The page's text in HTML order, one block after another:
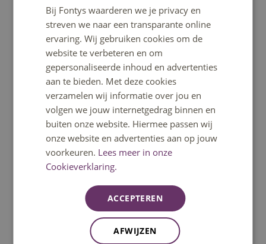
Engels
Be Creative
A project-based, technology-oriented minor
that offers a unique blend of unforgettable
experiences, technical challenges and
creative design methods. You'll design an
innovative product or prototype.
Bij Fontys waarderen we je privacy en
streven we naar een transparante online
ervaring. Wij gebruiken cookies om de
website te verbeteren en om
gepersonaliseerde inhoud en advertenties
aan te bieden. Met deze cookies
verzamelen wij informatie over jou en
volgen we jouw internetgedrag binnen en
buiten onze website. Hiermee passen wij
onze website en advertenties aan op jouw
voorkeuren. Lees meer in onze
Cookieverklaring.
ACCEPTEREN
AFWIJZEN